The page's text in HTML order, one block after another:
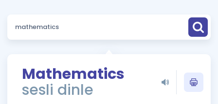
ÖSYM Sınav Takvimi
Kampanyalar
Mathematics
sesli dinle